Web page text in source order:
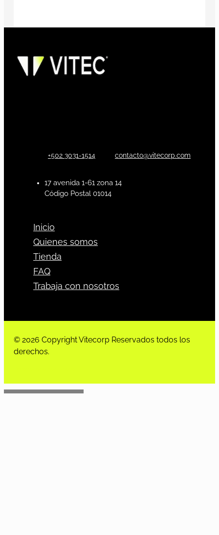
+502 3031-1514 contacto@vitecorp.com
17 avenida 1-61 zona 14
Código Postal 01014
Inicio
Quienes somos
Tienda
FAQ
Trabaja con nosotros
© 2026 Copyright Vitecorp Reservados todos los
derechos.